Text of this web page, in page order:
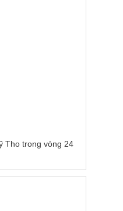
Tho trong vòng 24